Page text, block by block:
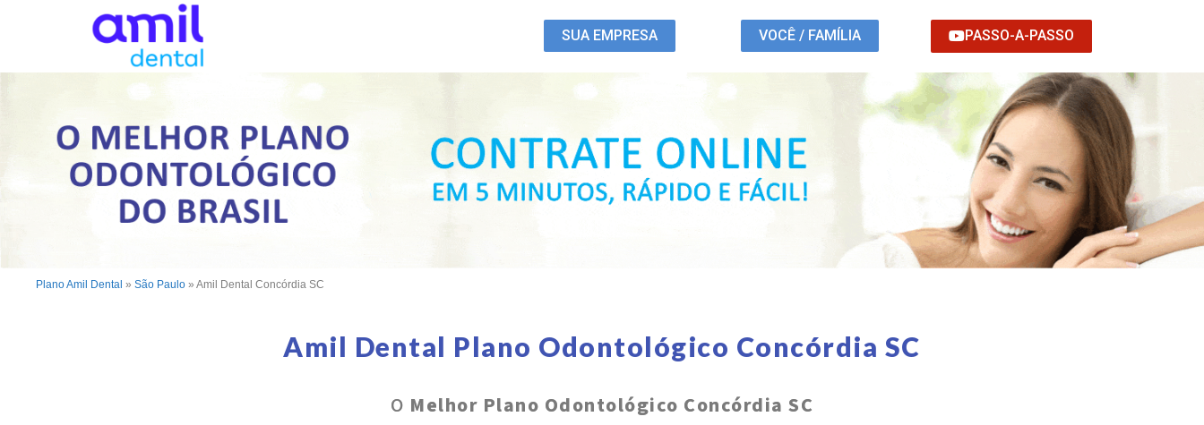
SUA EMPRESA VOCÊ / FAMÍLIA PASSO-A-PASSO
Plano Amil Dental » São Paulo » Amil Dental Concórdia SC
Amil Dental Plano Odontológico Concórdia SC
O Melhor Plano Odontológico Concórdia SC